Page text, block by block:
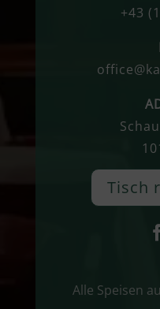
+43
Tisch
Alle Speisen